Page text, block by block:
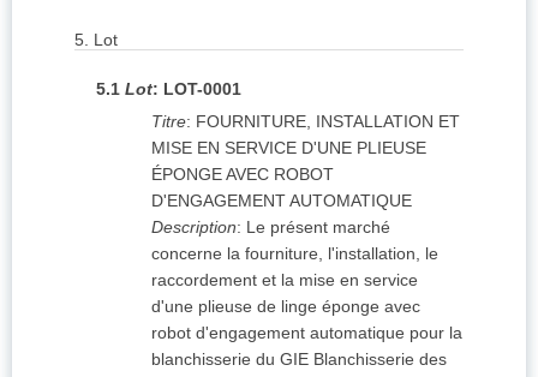
5. Lot
5.1 Lot: LOT-0001
Titre: FOURNITURE, INSTALLATION ET
MISE EN SERVICE D'UNE PLIEUSE
ÉPONGE AVEC ROBOT
D'ENGAGEMENT AUTOMATIQUE
Description: Le présent marché
concerne la fourniture, l'installation, le
raccordement et la mise en service
d'une plieuse de linge éponge avec
robot d'engagement automatique pour la
blanchisserie du GIE Blanchisserie des